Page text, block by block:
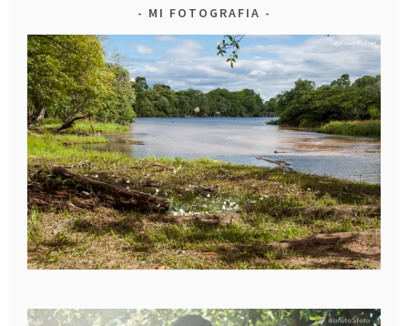
MI FOTOGRAFIA